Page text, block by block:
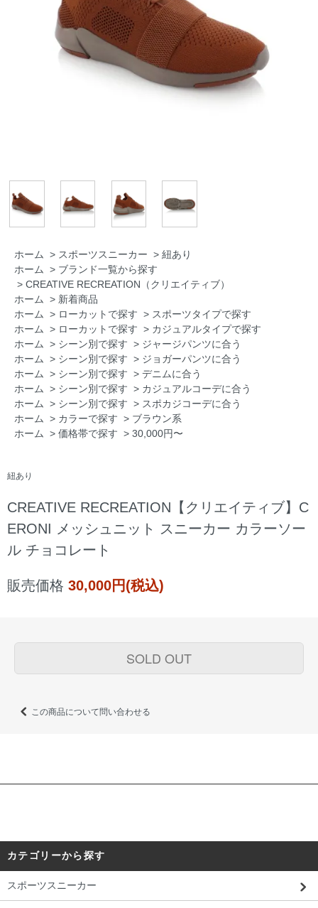
ホーム > スポーツスニーカー > 紐あり
ホーム
> ブランド一覧から探す
> CREATIVE RECREATION（クリエイティブ）
ホーム
> 新着商品
ホーム
> ローカットで探す > スポーツタイプで探す
ホーム
> ローカットで探す > カジュアルタイプで探す
ホーム
> シーン別で探す > ジャージパンツに合う
ホーム
> シーン別で探す > ジョガーパンツに合う
ホーム
> シーン別で探す > デニムに合う
ホーム
> シーン別で探す > カジュアルコーデに合う
ホーム
> シーン別で探す > スポカジコーデに合う
ホーム
> カラーで探す > ブラウン系
ホーム
> 価格帯で探す > 30,000円〜
紐あり
CREATIVE RECREATION【クリエイティブ】C
ERONI メッシュニット スニーカー カラーソー
ル チョコレート
販売価格 30,000円(税込)
SOLD OUT
この商品について問い合わせる
カテゴリーから探す
スポーツスニーカー